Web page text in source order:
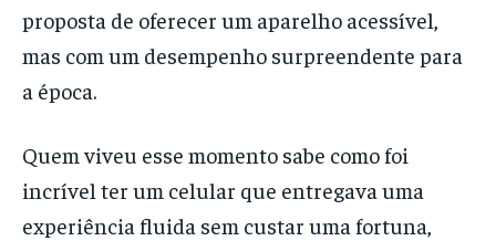
proposta de oferecer um aparelho acessível,
mas com um desempenho surpreendente para
a época.
Quem viveu esse momento sabe como foi
incrível ter um celular que entregava uma
experiência fluida sem custar uma fortuna,